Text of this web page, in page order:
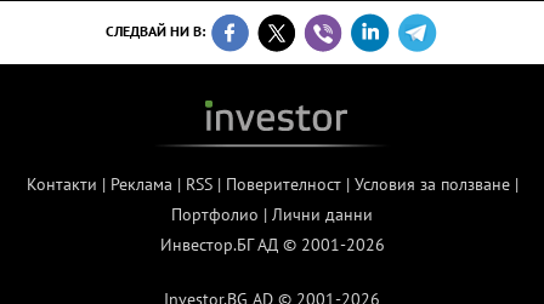
СЛЕДВАЙ НИ В:
Контакти | Реклама | RSS| Поверителност| Условия за ползване|
Портфолио | Лични данни
Инвестор.БГ АД © 2001-2026
Investor.BG AD © 2001-2026